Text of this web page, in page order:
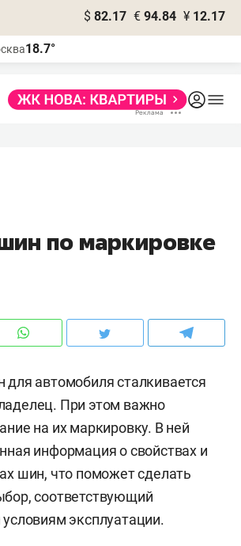
$ 82.17 € 94.84 ¥ 12.17
18.7°
по маркировке
автомобиля сталкивается
При этом важно
на их маркировку. В ней
информация о свойствах и
шин, что поможет сделать
соответствующий
эксплуатации.